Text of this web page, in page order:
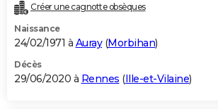
Créer une cagnotte obsèques
Naissance
24/02/1971 à Auray(Morbihan)
Décès
29/06/2020 à Rennes (Ille-et-Vilaine)